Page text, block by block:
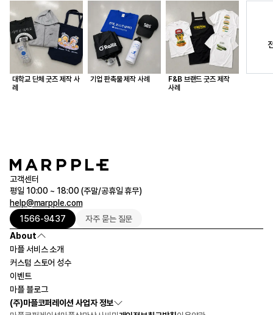
대학교 단체 굿즈 제작 사
례
기업 판촉물 제작 사례
F&B 브랜드 굿즈 제작
사례
고객센터
평일 10:00 ~ 18:00 (주말/공휴일 휴무)
help@marpple.com
1566-9437
자주 묻는 질문
About
마플 서비스 소개
커스텀 스토어 성수
이벤트
마플 블로그
(주)마플코퍼레이션 사업자 정보